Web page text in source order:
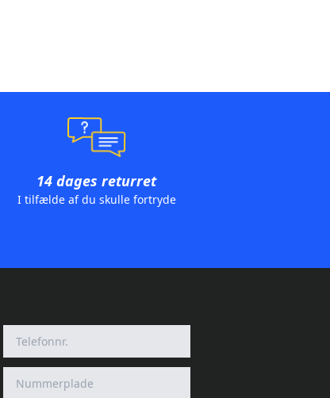
14 dages returret
I tilfælde af du skulle fortryde